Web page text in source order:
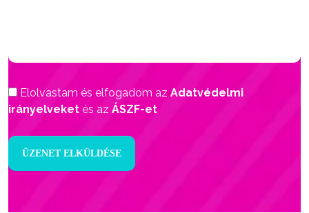
Elolvastam és elfogadom az Adatvédelmi
irányelveket és az ÁSZF-et